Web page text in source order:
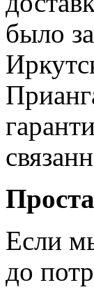
было
Если
до